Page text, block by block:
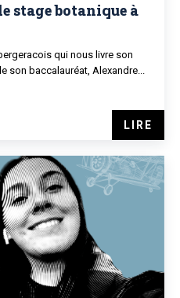
stage botanique à
qui nous livre son
son baccalauréat, Alexandre...
LIRE